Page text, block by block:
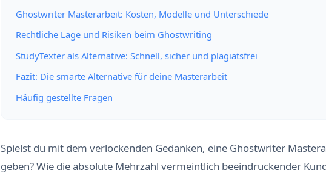
Ghostwriter Masterarbeit: Kosten, Modelle und Unterschiede
Rechtliche Lage und Risiken beim Ghostwriting
StudyTexter als Alternative: Schnell, sicher und plagiatsfrei
Fazit: Die smarte Alternative für deine Masterarbeit
Häufig gestellte Fragen
Spielst du mit dem verlockenden Gedanken, eine Ghostwriter
geben? Wie die absolute Mehrzahl vermeintlich beeindruckender